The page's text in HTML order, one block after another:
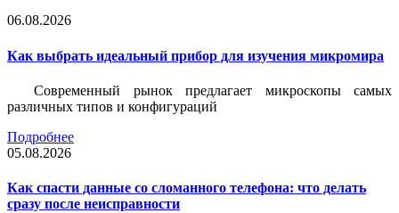
06.08.2026
Как выбрать идеальный прибор для изучения микромира
Современный рынок предлагает микроскопы самых
различных типов и конфигураций
Подробнее
05.08.2026
Как спасти данные со сломанного телефона: что делать
сразу после неисправности